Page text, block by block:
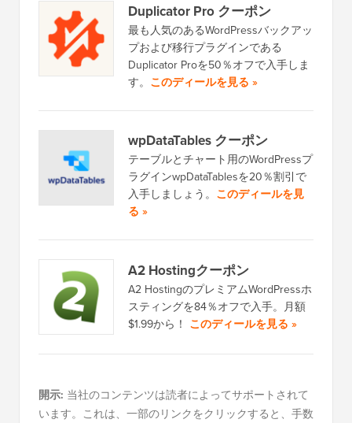
Duplicator Pro クーポン
最も人気のあるWordPressバックアッ
プおよび移行プラグインである
Duplicator Proを50％オフで入手しま
す。 このディールを見る »
wpDataTables クーポン
テーブルとチャート用のWordPressプ
ラグインwpDataTablesを20％割引で
入手しましょう。 このディールを見
る »
A2 Hostingクーポン
A2 HostingのプレミアムWordPressホ
スティングを84％オフで入手。月額
$1.99から！ このディールを見る »
開示: 当社のコンテンツは読者によってサポートされて
います。これは、一部のリンクをクリックすると、手数